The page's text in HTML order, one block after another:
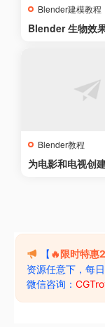
Blender建模教程
Blender 生物效
Blender教程
为电影和电视创
【 🔥限时特惠
资源任意下，每
微信咨询：